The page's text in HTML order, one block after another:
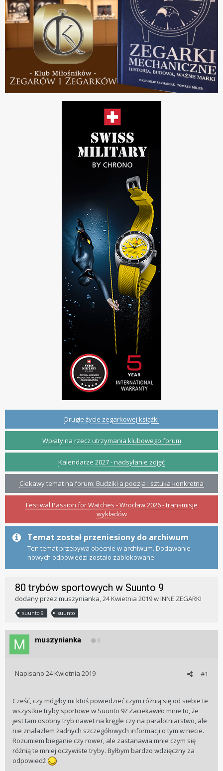
Drugie życie zegarkowej książki
Wpłaty na rzecz utrzymania klubowego forum
Kalendarze 2027 - nadsyłanie zdjęć
Ciekawy temat na forum: Budziki a poezja i sztuka konkretna
Festiwal Passion for Watches - Wrocław 2026 - transmisje
wykładów
Temat został przeniesiony do archiwum
Ten temat przebywa obecnie w archiwum. Dodawanie
nowych odpowiedzi zostało zablokowane.
80 trybów sportowych w Suunto 9
dodany przez muszynianka,24 Kwietnia 2019wINNE ZEGARKI
suunto 9 suunto
muszynianka 0
#1
Napisano 24 Kwietnia 2019
Cześć, czy mógłby mi ktoś powiedzieć czym różnią się od siebie te
wszystkie tryby sportowe w Suunto 9? Zaciekawiło mnie to, że
jest tam osobny tryb nawet na kręgle czy na paralotniarstwo, ale
nie znalazłem żadnych szczegółowych informacji o tym w necie.
Rozumiem bieganie czy rower, ale zastanawia mnie czym się
różnią te mniej oczywiste tryby. Byłbym bardzo wdzięczny za
odpowiedź